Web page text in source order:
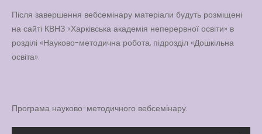
Після завершення вебсемінару матеріали будуть розміщені
на сайті КВНЗ «Харківська академія неперервної освіти» в
розділі «Науково-методична робота, підрозділ «Дошкільна
освіта».
Програма науково-методичного вебсемінару: